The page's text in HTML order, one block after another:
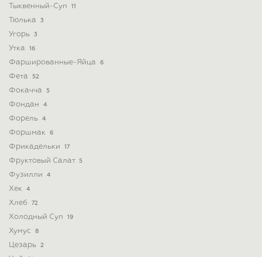
Тыквенный-Суп 11
Тюлька 3
Угорь 3
Утка 16
Фаршированные-Яйца 6
Фета 52
Фокачча 5
Фондан 4
Форель 4
Форшмак 6
Фрикадельки 17
Фруктовый Салат 5
Фузилли 4
Хек 4
Хлеб 72
Холодный Суп 19
Хумус 8
Цезарь 2